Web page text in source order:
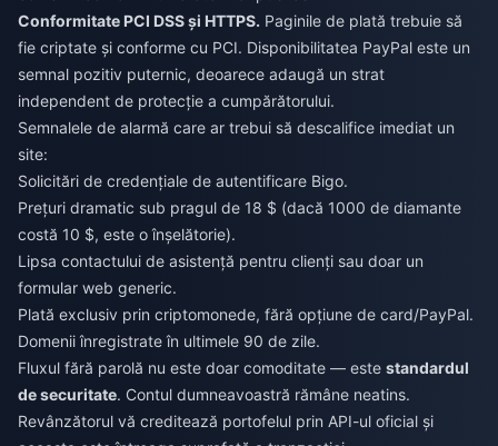
Conformitate PCI DSS și HTTPS. Paginile de plată trebuie să
fie criptate și conforme cu PCI. Disponibilitatea PayPal este un
semnal pozitiv puternic, deoarece adaugă un strat
independent de protecție a cumpărătorului.
Semnalele de alarmă care ar trebui să descalifice imediat un
site:
Solicitări de credențiale de autentificare Bigo.
Prețuri dramatic sub pragul de 18 $ (dacă 1000 de diamante
costă 10 $, este o înșelătorie).
Lipsa contactului de asistență pentru clienți sau doar un
formular web generic.
Plată exclusiv prin criptomonede, fără opțiune de card/PayPal.
Domenii înregistrate în ultimele 90 de zile.
Fluxul fără parolă nu este doar comoditate — este standardul
de securitate. Contul dumneavoastră rămâne neatins.
Revânzătorul vă creditează portofelul prin API-ul oficial și